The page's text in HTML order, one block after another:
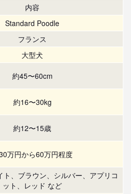
内容
Standard Poodle
フランス
大型犬
約45〜60cm
約16〜30kg
約12〜15歳
万円から60万円程度
ト、ブラウン、シルバー、アプリコ
ット、レッド など